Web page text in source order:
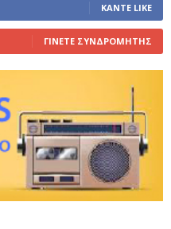
ΚΆΝΤΕ LIKE
ΓΊΝΕΤΕ ΣΥΝΔΡΟΜΗΤΉΣ